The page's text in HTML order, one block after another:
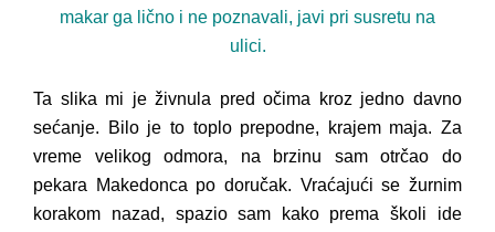
makar ga lično i ne poznavali, javi pri susretu na
ulici.
Ta slika mi je živnula pred očima kroz jedno davno
sećanje. Bilo je to toplo prepodne, krajem maja. Za
vreme velikog odmora, na brzinu sam otrčao do
pekara Makedonca po doručak. Vraćajući se žurnim
korakom nazad, spazio sam kako prema školi ide